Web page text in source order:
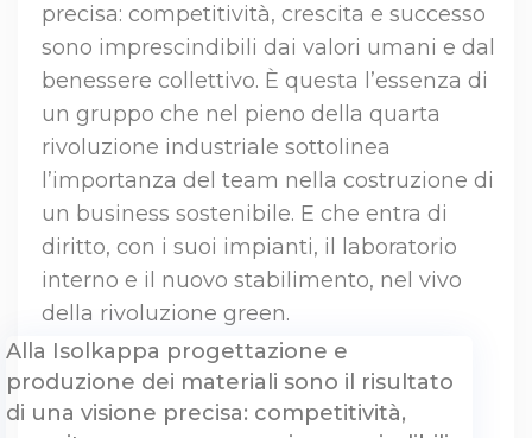
precisa: competitività, crescita e successo
sono imprescindibili dai valori umani e dal
benessere collettivo. È questa l’essenza di
un gruppo che nel pieno della quarta
rivoluzione industriale sottolinea
l’importanza del team nella costruzione di
un business sostenibile. E che entra di
diritto, con i suoi impianti, il laboratorio
interno e il nuovo stabilimento, nel vivo
della rivoluzione green.
Alla Isolkappa progettazione e
produzione dei materiali sono il risultato
di una visione precisa: competitività,